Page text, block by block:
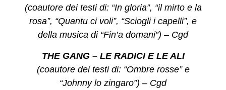
(coautore dei testi di: “In gloria”, “il mirto e la
rosa”, “Quantu ci voli”, “Sciogli i capelli”, e
della musica di “Fin’a domani”) – Cgd
THE GANG – LE RADICI E LE ALI
(coautore dei testi di: “Ombre rosse” e
“Johnny lo zingaro”) – Cgd